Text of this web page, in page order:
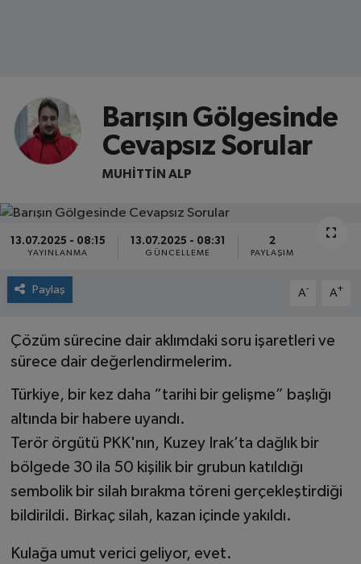
Barışın Gölgesinde
Cevapsız Sorular
MUHITTIN ALP
13.07.2025 - 08:15
YAYINLANMA
13.07.2025 - 08:31
GÜNCELLEME
2
PAYLAŞIM
Paylaş A- A+
Çözüm sürecine dair aklımdaki soru işaretleri ve
sürece dair değerlendirmelerim.
Türkiye, bir kez daha “tarihi bir gelişme” başlığı
altında bir habere uyandı.
Terör örgütü PKK'nın, Kuzey Irak’ta dağlık bir
bölgede 30 ila 50 kişilik bir grubun katıldığı
sembolik bir silah bırakma töreni gerçekleştirdiği
bildirildi. Birkaç silah, kazan içinde yakıldı.
Kulağa umut verici geliyor, evet.